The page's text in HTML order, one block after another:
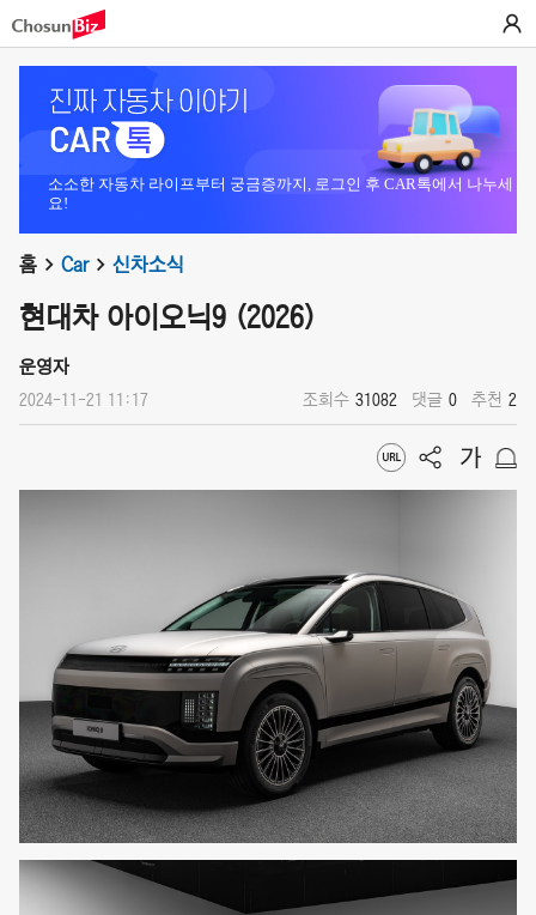
소소한 자동차 라이프부터 궁금증까지, 로그인 후 CAR톡에서 나누세
요!
홈 Car 신차소식
현대차 아이오닉9 (2026)
운영자
2024-11-21 11:17 조회수 31082 댓글 0 추천 2